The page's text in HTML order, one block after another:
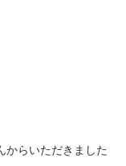
からいただきました